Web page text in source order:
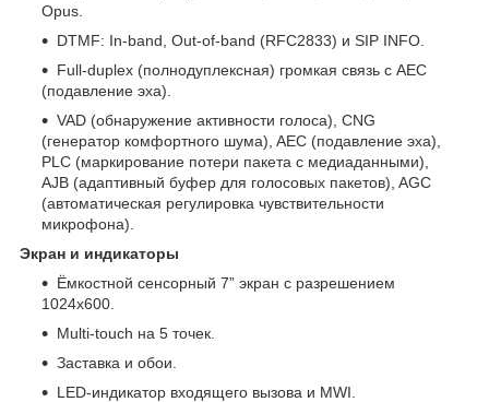
Opus.
DTMF: In-band, Out-of-band (RFC2833) и SIP INFO.
Full-duplex (полнодуплексная) громкая связь с AEC
(подавление эха).
VAD (обнаружение активности голоса), CNG
(генератор комфортного шума), AEC (подавление эха),
PLC (маркирование потери пакета с медиаданными),
AJB (адаптивный буфер для голосовых пакетов), AGC
(автоматическая регулировка чувствительности
микрофона).
Экран и индикаторы
Ёмкостной сенсорный 7” экран с разрешением
1024х600.
Multi-touch на 5 точек.
Заставка и обои.
LED-индикатор входящего вызова и MWI.